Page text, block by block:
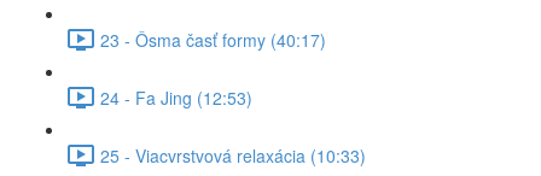
23 - Ôsma časť formy (40:17)
24 - Fa Jing (12:53)
25 - Viacvrstvová relaxácia (10:33)